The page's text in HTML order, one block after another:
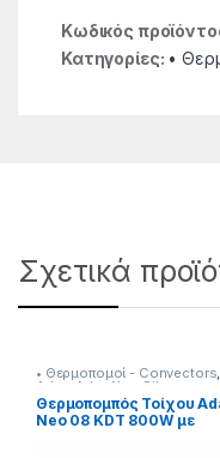
Κωδικός
Κατηγορίες: •
Σχετικά
• Θερμοπομοί - Convectors,
Adax Adax Neo Silver
Θερναντικά
Θερμοπομπός Τοίχου
Neo 08 KDT 800W με